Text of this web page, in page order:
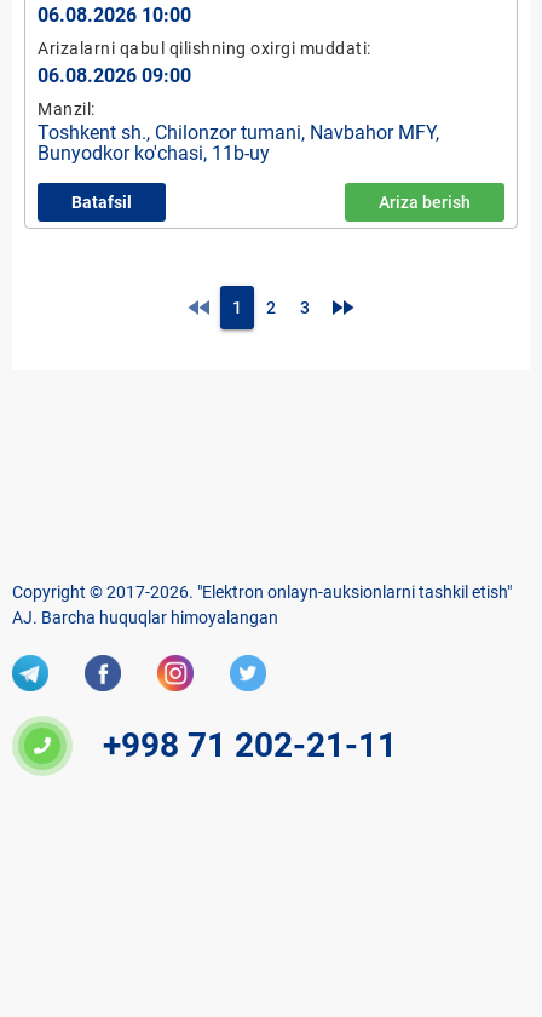
06.08.2026 10:00
Arizalarni qabul qilishning oxirgi muddati:
06.08.2026 09:00
Manzil:
Toshkent sh., Chilonzor tumani, Navbahor MFY,
Bunyodkor ko'chasi, 11b-uy
Batafsil Ariza berish
fast_rewind 1 2 3 fast_forward
Copyright © 2017-2026. "Elektron onlayn-auksionlarni tashkil etish"
AJ. Barcha huquqlar himoyalangan
+998 71 202-21-11